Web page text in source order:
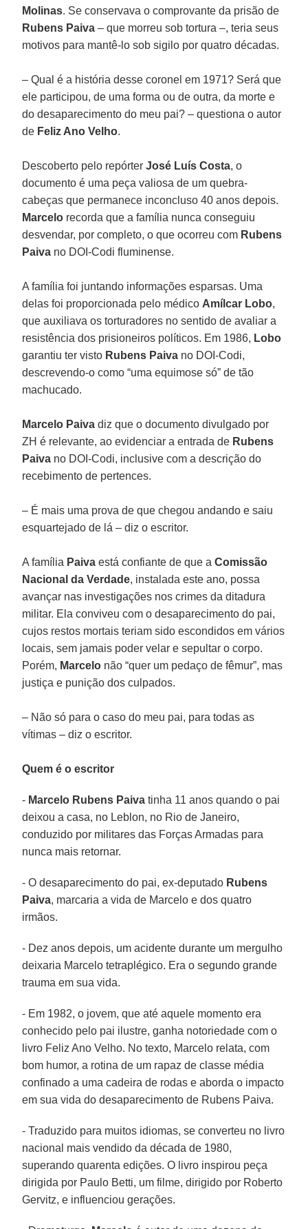
Molinas. Se conservava o comprovante da prisão de
Rubens Paiva – que morreu sob tortura –, teria seus
motivos para mantê-lo sob sigilo por quatro décadas.
– Qual é a história desse coronel em 1971? Será que
ele participou, de uma forma ou de outra, da morte e
do desaparecimento do meu pai? – questiona o autor
de Feliz Ano Velho.
Descoberto pelo repórterJosé Luís Costa, o
documento é uma peça valiosa de um quebra-
cabeças que permanece inconcluso 40 anos depois.
Marcelo recorda que a família nunca conseguiu
desvendar, por completo, o que ocorreu com Rubens
Paiva no DOI-Codi fluminense.
A família foi juntando informações esparsas. Uma
delas foi proporcionada pelo médico Amílcar Lobo,
que auxiliava os torturadores no sentido de avaliar a
resistência dos prisioneiros políticos. Em 1986, Lobo
garantiu ter visto Rubens Paiva no DOI-Codi,
descrevendo-o como “uma equimose só” de tão
machucado.
Marcelo Paiva diz que o documento divulgado por
ZH é relevante, ao evidenciar a entrada de Rubens
Paiva no DOI-Codi, inclusive com a descrição do
recebimento de pertences.
– É mais uma prova de que chegou andando e saiu
esquartejado de lá – diz o escritor.
A família Paivaestá confiante de que aComissão
Nacional da Verdade, instalada este ano, possa
avançar nas investigações nos crimes da ditadura
militar. Ela conviveu com o desaparecimento do pai,
cujos restos mortais teriam sido escondidos em vários
locais, sem jamais poder velar e sepultar o corpo.
Porém, Marcelo não “quer um pedaço de fêmur”, mas
justiça e punição dos culpados.
– Não só para o caso do meu pai, para todas as
vítimas – diz o escritor.
Quem é o escritor
- Marcelo Rubens Paiva tinha 11 anos quando o pai
deixou a casa, no Leblon, no Rio de Janeiro,
conduzido por militares das Forças Armadas para
nunca mais retornar.
- O desaparecimento do pai, ex-deputado Rubens
Paiva, marcaria a vida de Marcelo e dos quatro
irmãos.
- Dez anos depois, um acidente durante um mergulho
deixaria Marcelo tetraplégico. Era o segundo grande
trauma em sua vida.
- Em 1982, o jovem, que até aquele momento era
conhecido pelo pai ilustre, ganha notoriedade com o
livro Feliz Ano Velho. No texto, Marcelo relata, com
bom humor, a rotina de um rapaz de classe média
confinado a uma cadeira de rodas e aborda o impacto
em sua vida do desaparecimento de Rubens Paiva.
- Traduzido para muitos idiomas, se converteu no livro
nacional mais vendido da década de 1980,
superando quarenta edições. O livro inspirou peça
dirigida por Paulo Betti, um filme, dirigido por Roberto
Gervitz, e influenciou gerações.